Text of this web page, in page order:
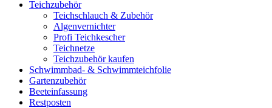
Teichzubehör
Teichschlauch & Zubehör
Algenvernichter
Profi Teichkescher
Teichnetze
Teichzubehör kaufen
Schwimmbad- & Schwimmteichfolie
Gartenzubehör
Beeteinfassung
Restposten